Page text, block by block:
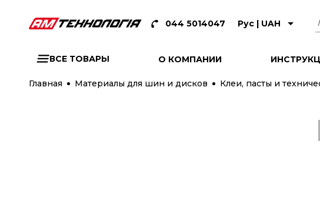
044 5014047 Рус | UAH
ВСЕ ТОВАРЫ О КОМПАНИИ
Главная Материалы для шин и дисков Клеи, пасты и